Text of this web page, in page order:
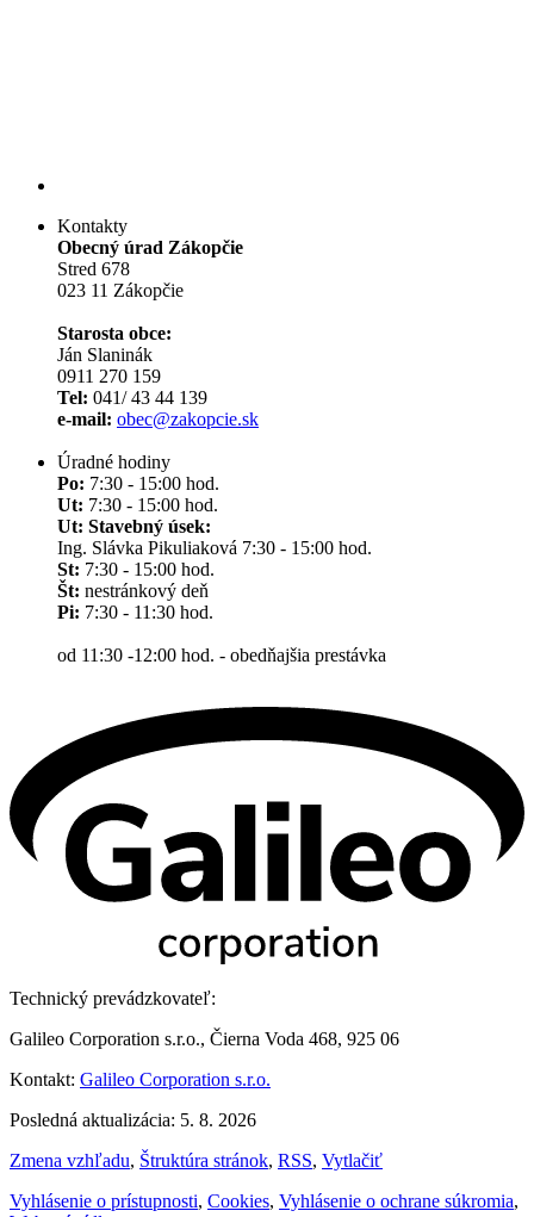
Kontakty
Obecný úrad Zákopčie
Stred 678
023 11 Zákopčie
Starosta obce:
Ján Slaninák
0911 270 159
Tel: 041/ 43 44 139
e-mail: obec@zakopcie.sk
Úradné hodiny
Po: 7:30 - 15:00 hod.
Ut: 7:30 - 15:00 hod.
Ut: Stavebný úsek:
Ing. Slávka Pikuliaková 7:30 - 15:00 hod.
St: 7:30 - 15:00 hod.
Št: nestránkový deň
Pi: 7:30 - 11:30 hod.
od 11:30 -12:00 hod. - obedňajšia prestávka
Technický prevádzkovateľ:
Galileo Corporation s.r.o., Čierna Voda 468, 925 06
Kontakt: Galileo Corporation s.r.o.
Posledná aktualizácia: 5. 8. 2026
Zmena vzhľadu, Štruktúra stránok, RSS, Vytlačiť
Vyhlásenie o prístupnosti, Cookies, Vyhlásenie o ochrane súkromia,